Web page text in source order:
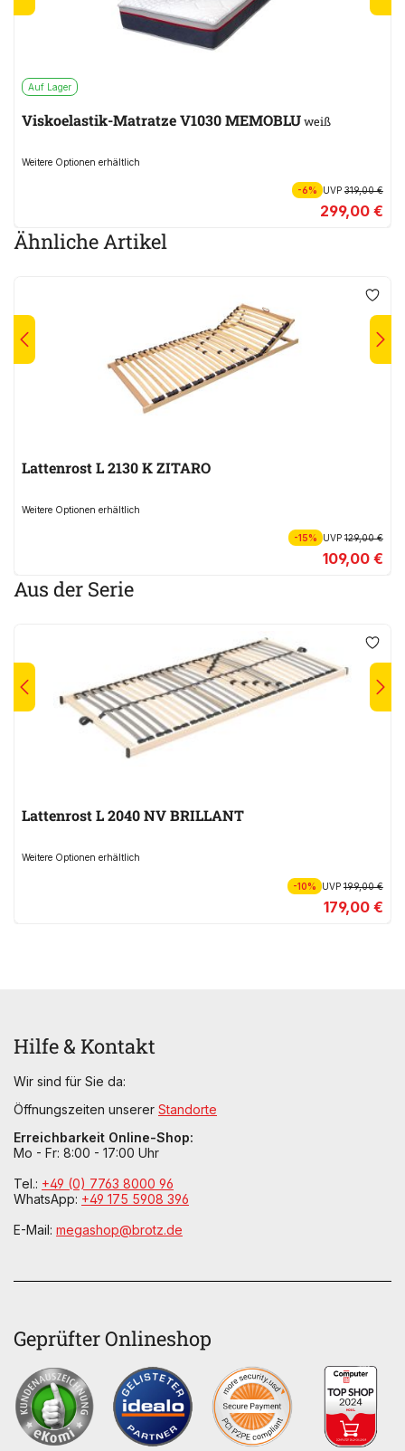
Auf Lager
Viskoelastik-Matratze V1030 MEMOBLUweiß
Weitere Optionen erhältlich
-6% UVP319,00 €
299,00 €
Ähnliche Artikel
Lattenrost L 2130 K ZITARO
Weitere Optionen erhältlich
-15% UVP129,00 €
109,00 €
Aus der Serie
Lattenrost L 2040 NV BRILLANT
Weitere Optionen erhältlich
-10% UVP199,00 €
179,00 €
Hilfe & Kontakt
Wir sind für Sie da:
Öffnungszeiten unserer Standorte
Erreichbarkeit Online-Shop:
Mo - Fr: 8:00 - 17:00 Uhr
Tel.: +49 (0) 7763 8000 96
WhatsApp: +49 175 5908 396
E-Mail: megashop@brotz.de
Geprüfter Onlineshop